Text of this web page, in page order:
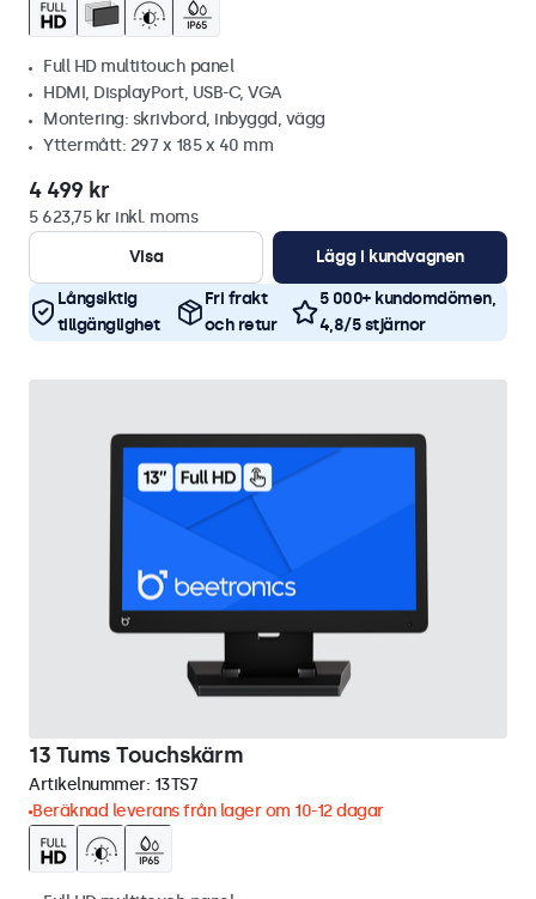
Full HD multitouch panel
HDMI, DisplayPort, USB-C, VGA
Montering: skrivbord, inbyggd, vägg
Yttermått: 297 x 185 x 40 mm
4 499 kr
5 623,75 kr inkl. moms
Visa
Lägg i kundvagnen
Långsiktig
tillgänglighet
Fri frakt
och retur
5 000+ kundomdömen,
4,8/5 stjärnor
13 Tums Touchskärm
Artikelnummer: 13TS7
Beräknad leverans från lager om 10-12 dagar